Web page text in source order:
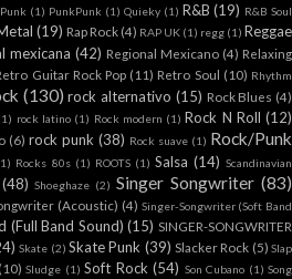
(1) PunkPunk (1) Quieky (1) R&B (19) R&B Soul
(19) Rap Rock (4) RAP UK (1) regg (1) Reggae
mexicana (42) Regional Mexicano (4) Relaxing
Guitar Rock Pop (11) Retro Soul (10) Rhythm
(130) rock alternativo (15) Rock Blues (4)
rock latino (1) Rock modern (1) Rock N Roll (12)
(6) rock punk (38) Rock suave (1) Rock/Punk
Rocks 80s (1) ROOTS (1) Salsa (14) Scandinavian
(48) Shoeghaze (2) Singer Songwriter (83)
(Acoustic) (4) Singer-Songwriter (Soft Band
(Full Band Sound) (15) SINGER-SONGWRITER
Skate (2) Skate Punk (39) Slacker Rock (5) Slap
(10) Sludge (1) Soft Rock (54) Son Cubano (1) Song